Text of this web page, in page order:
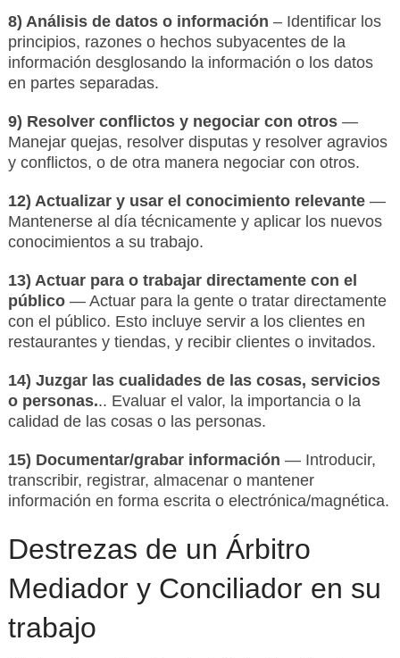
8) Análisis de datos o información – Identificar los
principios, razones o hechos subyacentes de la
información desglosando la información o los datos
en partes separadas.
9) Resolver conflictos y negociar con otros—
Manejar quejas, resolver disputas y resolver agravios
y conflictos, o de otra manera negociar con otros.
12) Actualizar y usar el conocimiento relevante—
Mantenerse al día técnicamente y aplicar los nuevos
conocimientos a su trabajo.
13) Actuar para o trabajar directamente con el
público— Actuar para la gente o tratar directamente
con el público. Esto incluye servir a los clientes en
restaurantes y tiendas, y recibir clientes o invitados.
14) Juzgar las cualidades de las cosas, servicios
o personas... Evaluar el valor, la importancia o la
calidad de las cosas o las personas.
15) Documentar/grabar información — Introducir,
transcribir, registrar, almacenar o mantener
información en forma escrita o electrónica/magnética.
Destrezas de un Árbitro
Mediador y Conciliador en su
trabajo